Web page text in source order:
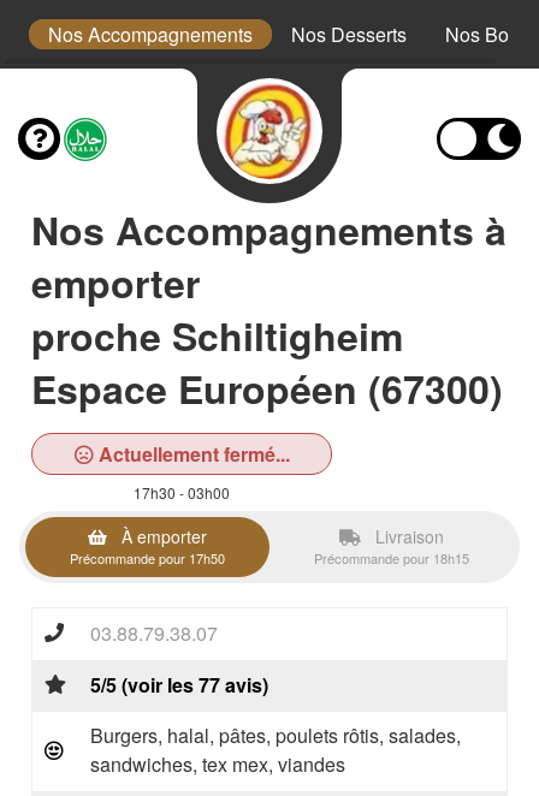
Nos Accompagnements Nos Desserts Nos
Nos Accompagnements à
emporter
proche Schiltigheim
Espace Européen (67300)
Actuellement fermé...
17h30 - 03h00
À emporter
Précommande pour 17h50
Livraison
Précommande pour 18h15
03.88.79.38.07
5/5 (voir les 77 avis)
Burgers, halal, pâtes, poulets rôtis, salades,
sandwiches, tex mex, viandes